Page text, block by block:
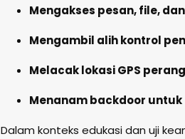
Mengakses pesan, file,
Mengambil alih kontrol
Melacak lokasi GPS
Menanam backdoor
Dalam konteks edukasi dan uji